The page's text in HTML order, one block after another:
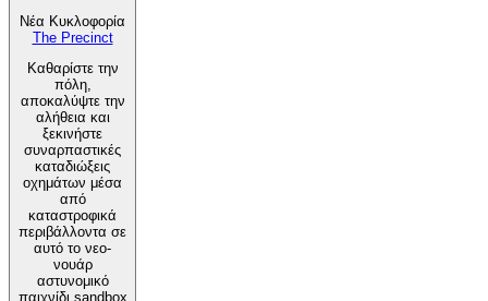
Νέα Κυκλοφορία
The Precinct
Καθαρίστε την
πόλη,
αποκαλύψτε την
αλήθεια και
ξεκινήστε
συναρπαστικές
καταδιώξεις
οχημάτων μέσα
από
καταστροφικά
περιβάλλοντα σε
αυτό το νεο-
νουάρ
αστυνομικό
παιχνίδι sandbox